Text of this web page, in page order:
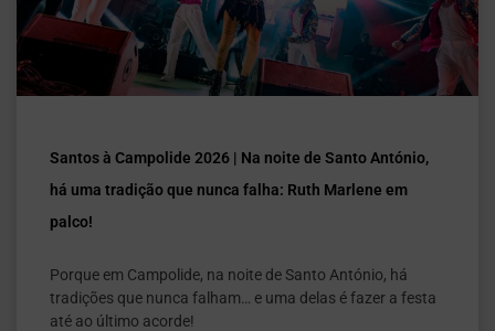
Santos à Campolide 2026 | Na noite de Santo António,
há uma tradição que nunca falha: Ruth Marlene em
palco!
Porque em Campolide, na noite de Santo António, há
tradições que nunca falham… e uma delas é fazer a festa
até ao último acorde!